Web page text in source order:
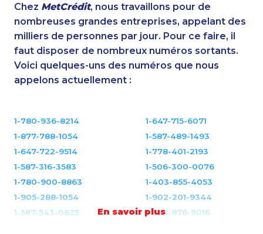
Chez MetCrédit, nous travaillons pour de
nombreuses grandes entreprises, appelant des
milliers de personnes par jour. Pour ce faire, il
faut disposer de nombreux numéros sortants.
Voici quelques-uns des numéros que nous
appelons actuellement :
En savoir plus
1-780-936-8214
1-647-715-6071
1-877-788-1054
1-587-489-1493
1-647-722-9514
1-778-401-2193
1-587-316-3583
1-506-300-0076
1-780-900-8863
1-403-855-4053
1-905-288-1054
1-902-201-9344
1-587-543-0625
1-866-878-9016